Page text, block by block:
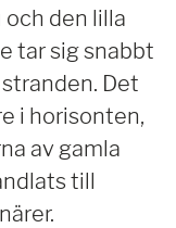
och den lilla
tar sig snabbt
Det
i horisonten,
av gamla
till